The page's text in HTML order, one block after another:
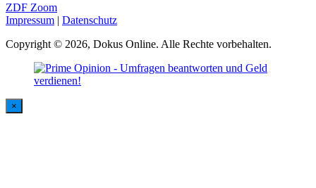
ZDF Zoom
Impressum | Datenschutz
Copyright © 2026, Dokus Online. Alle Rechte vorbehalten.
×